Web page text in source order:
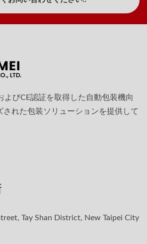
よびCE認証を取得した自動包装機向
された包装ソリューションを提供して
Tay Shan District, New Taipei City